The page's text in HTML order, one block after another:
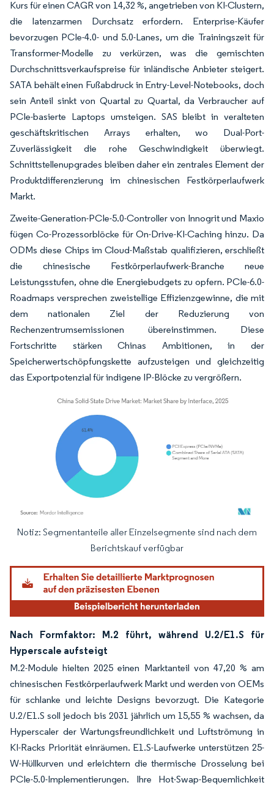
Kurs für einen CAGR von 14,32 %, angetrieben von KI-Clustern,
die latenzarmen Durchsatz erfordern. Enterprise-Käufer
bevorzugen PCIe-4.0- und 5.0-Lanes, um die Trainingszeit für
Transformer-Modelle zu verkürzen, was die gemischten
Durchschnittsverkaufspreise für inländische Anbieter steigert.
SATA behält einen Fußabdruck in Entry-Level-Notebooks, doch
sein Anteil sinkt von Quartal zu Quartal, da Verbraucher auf
PCIe-basierte Laptops umsteigen. SAS bleibt in veralteten
geschäftskritischen Arrays erhalten, wo Dual-Port-
Zuverlässigkeit die rohe Geschwindigkeit überwiegt.
Schnittstellenupgrades bleiben daher ein zentrales Element der
Produktdifferenzierung im chinesischen Festkörperlaufwerk
Markt.
Zweite-Generation-PCIe-5.0-Controller von Innogrit und Maxio
fügen Co-Prozessorblöcke für On-Drive-KI-Caching hinzu. Da
ODMs diese Chips im Cloud-Maßstab qualifizieren, erschließt
die chinesische Festkörperlaufwerk-Branche neue
Leistungsstufen, ohne die Energiebudgets zu opfern. PCIe-6.0-
Roadmaps versprechen zweistellige Effizienzgewinne, die mit
dem nationalen Ziel der Reduzierung von
Rechenzentrumsemissionen übereinstimmen. Diese
Fortschritte stärken Chinas Ambitionen, in der
Speicherwertschöpfungskette aufzusteigen und gleichzeitig
das Exportpotenzial für indigene IP-Blöcke zu vergrößern.
Bild © Mordor Intelligence. Wiederverwendung erfordert Namensnennung
Notiz: Segmentanteile aller Einzelsegmente sind nach dem
Berichtskauf verfügbar
Nach Formfaktor: M.2 führt, während U.2/E1.S für
Hyperscale aufsteigt
M.2-Module hielten 2025 einen Marktanteil von 47,20 % am
chinesischen Festkörperlaufwerk Markt und werden von OEMs
für schlanke und leichte Designs bevorzugt. Die Kategorie
U.2/E1.S soll jedoch bis 2031 jährlich um 15,55 % wachsen, da
Hyperscaler der Wartungsfreundlichkeit und Luftströmung in
KI-Racks Priorität einräumen. E1.S-Laufwerke unterstützen 25-
W-Hüllkurven und erleichtern die thermische Drosselung bei
PCIe-5.0-Implementierungen. Ihre Hot-Swap-Bequemlichkeit